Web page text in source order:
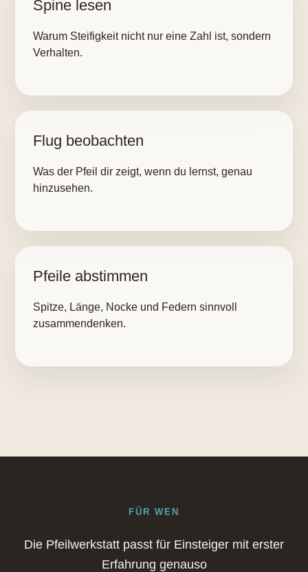
Spine lesen
Warum Steifigkeit nicht nur eine Zahl ist, sondern
Verhalten.
Flug beobachten
Was der Pfeil dir zeigt, wenn du lernst, genau
hinzusehen.
Pfeile abstimmen
Spitze, Länge, Nocke und Federn sinnvoll
zusammendenken.
FÜR WEN
Die Pfeilwerkstatt passt für Einsteiger mit erster
Erfahrung genauso